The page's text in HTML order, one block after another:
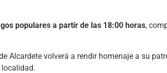
populares a partir de las 18:00 horas,
Alcardete volverá a rendir homenaje a su